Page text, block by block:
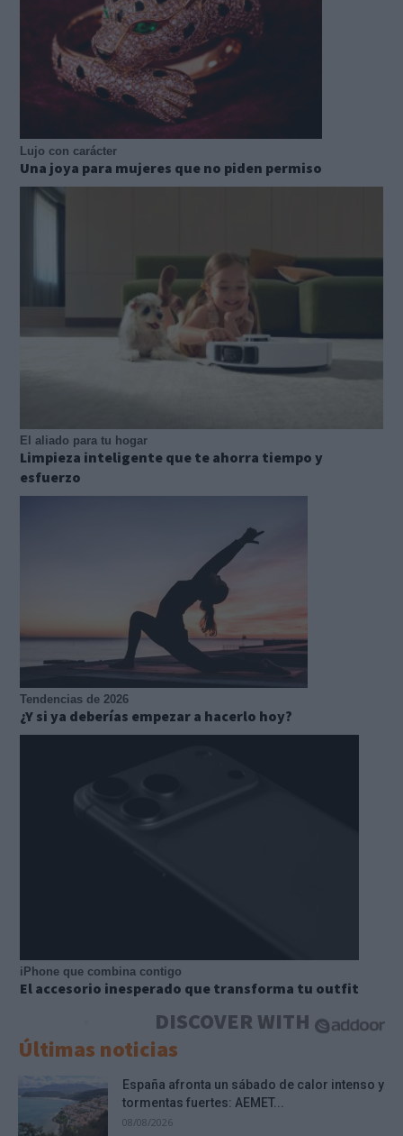
Lujo con carácter
Una joya para mujeres que no piden permiso
El aliado para tu hogar
Limpieza inteligente que te ahorra tiempo y
esfuerzo
Tendencias de 2026
¿Y si ya deberías empezar a hacerlo hoy?
iPhone que combina contigo
El accesorio inesperado que transforma tu outfit
DISCOVER WITH
Últimas noticias
España afronta un sábado de calor intenso y
tormentas fuertes: AEMET...
08/08/2026